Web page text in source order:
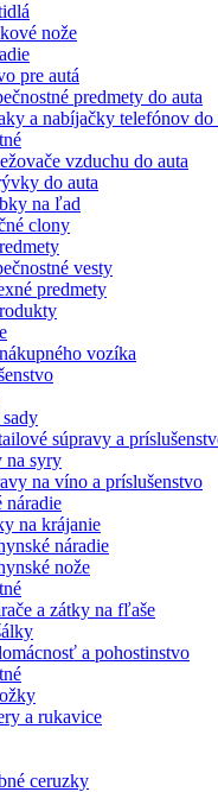
nože
pre autá
predmety do auta
a nabíjačky telefónov do
vzduchu do auta
do auta
na ľad
clony
vesty
predmety
vozíka
súpravy a
na syry
na víno a príslušenstvo
náradie
na krájanie
náradie
nože
a zátky na fľaše
a pohostinstvo
a rukavice
ceruzky